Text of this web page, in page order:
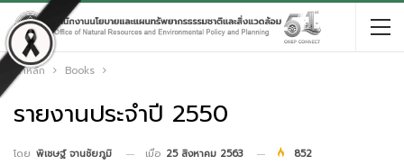
หน้าหลัก Books
รายงานประจำปี 2550
โดย พิเชษฐ์ จานชัยภูมิ เมื่อ 25 สิงหาคม 2563 852